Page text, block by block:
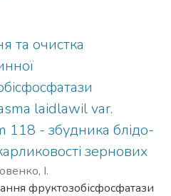
хід відновної
сукцесії протягом 10
закономірну зміну
фітоценозах, пов'язану зі
трофності середовища.
та очистка
laidlawil var.
118 - збудника блідо-
зернових
І.
фруктозобісфосфатази